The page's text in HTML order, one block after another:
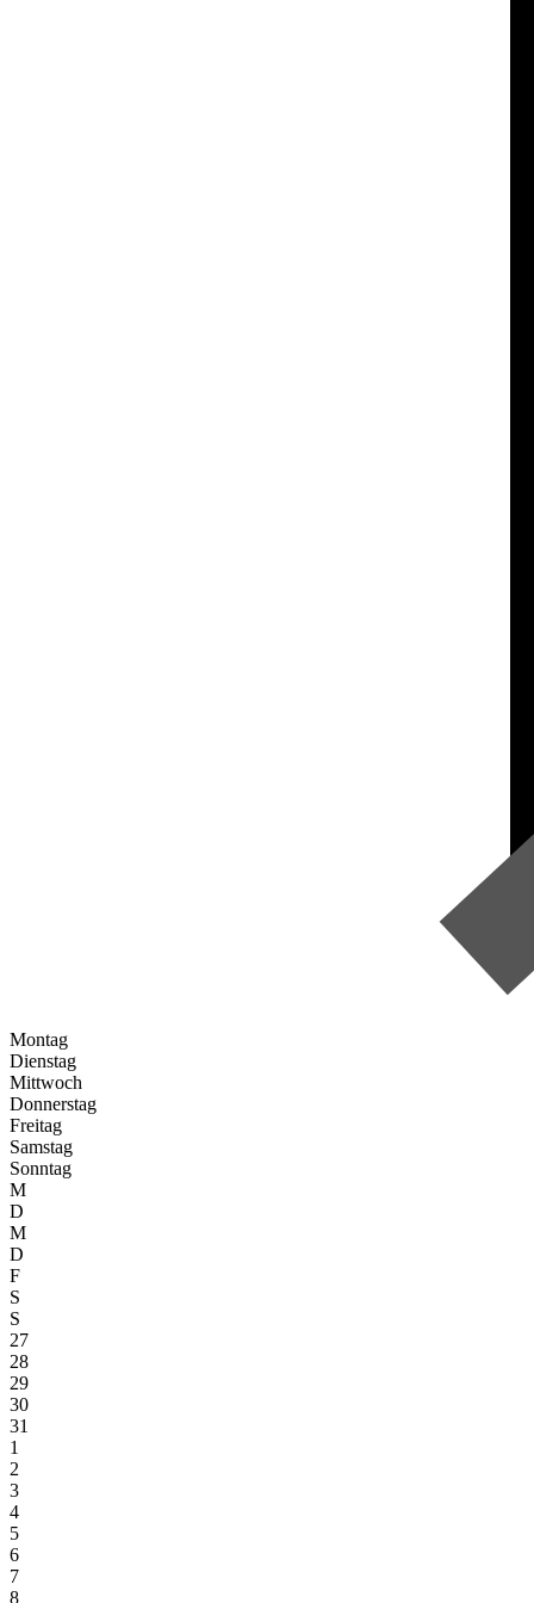
Montag
Dienstag
Mittwoch
Donnerstag
Freitag
Samstag
Sonntag
M
D
M
D
F
S
S
27
28
29
30
31
1
2
3
4
5
6
7
8